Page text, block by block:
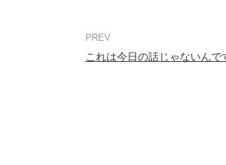
これは今日の話じゃないんで